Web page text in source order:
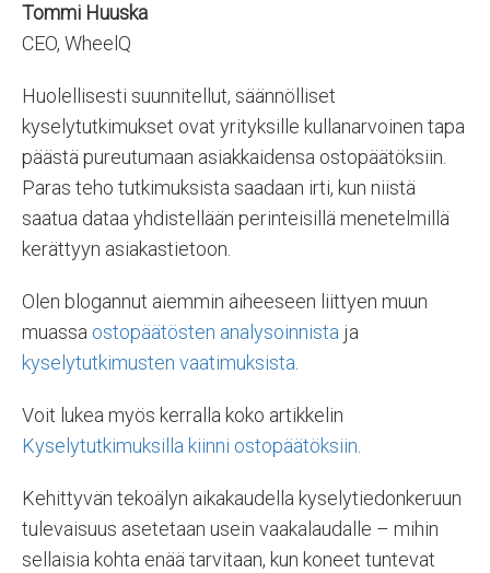
Tommi Huuska
CEO, WheelQ
Huolellisesti suunnitellut, säännölliset
kyselytutkimukset ovat yrityksille kullanarvoinen tapa
päästä pureutumaan asiakkaidensa ostopäätöksiin.
Paras teho tutkimuksista saadaan irti, kun niistä
saatua dataa yhdistellään perinteisillä menetelmillä
kerättyyn asiakastietoon.
Olen blogannut aiemmin aiheeseen liittyen muun
muassa ostopäätösten analysoinnista ja
kyselytutkimusten vaatimuksista.
Voit lukea myös kerralla koko artikkelin
Kyselytutkimuksilla kiinni ostopäätöksiin.
Kehittyvän tekoälyn aikakaudella kyselytiedonkeruun
tulevaisuus asetetaan usein vaakalaudalle – mihin
sellaisia kohta enää tarvitaan, kun koneet tuntevat